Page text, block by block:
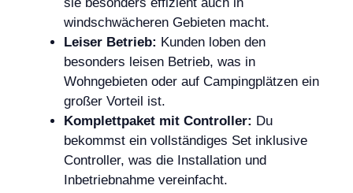
windschwächeren Gebieten macht.
Leiser Betrieb: Kunden loben den
besonders leisen Betrieb, was in
Wohngebieten oder auf Campingplätzen ein
großer Vorteil ist.
Komplettpaket mit Controller: Du
bekommst ein vollständiges Set inklusive
Controller, was die Installation und
Inbetriebnahme vereinfacht.